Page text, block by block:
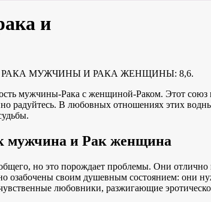
и
МУЖЧИНЫ И РАКА ЖЕНЩИНЫ: 8,6.
мужчины-Рака с женщиной-Раком. Этот
радуйтесь. В любовных отношениях этих
мужчина и Рак женщина
но это порождает проблемы. Они отлично
озабочены своим душевным состоянием: они
любовники, разжигающие